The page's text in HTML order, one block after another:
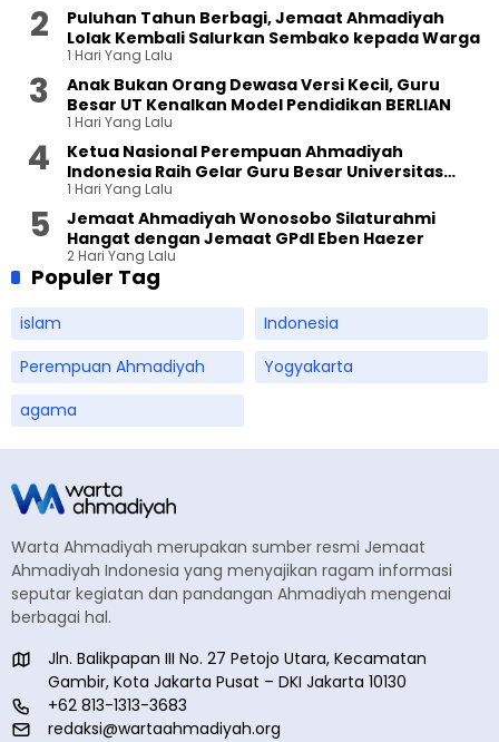
Puluhan Tahun Berbagi, Jemaat Ahmadiyah
Lolak Kembali Salurkan Sembako kepada Warga
1 Hari Yang Lalu
Anak Bukan Orang Dewasa Versi Kecil, Guru
Besar UT Kenalkan Model Pendidikan BERLIAN
1 Hari Yang Lalu
Ketua Nasional Perempuan Ahmadiyah
Indonesia Raih Gelar Guru Besar Universitas
Terbuka
1 Hari Yang Lalu
Jemaat Ahmadiyah Wonosobo Silaturahmi
Hangat dengan Jemaat GPdI Eben Haezer
2 Hari Yang Lalu
Populer Tag
islam
Indonesia
Perempuan Ahmadiyah
Yogyakarta
agama
Warta Ahmadiyah merupakan sumber resmi Jemaat
Ahmadiyah Indonesia yang menyajikan ragam informasi
seputar kegiatan dan pandangan Ahmadiyah mengenai
berbagai hal.
Jln. Balikpapan III No. 27 Petojo Utara, Kecamatan
Gambir, Kota Jakarta Pusat – DKI Jakarta 10130
+62 813-1313-3683
redaksi@wartaahmadiyah.org